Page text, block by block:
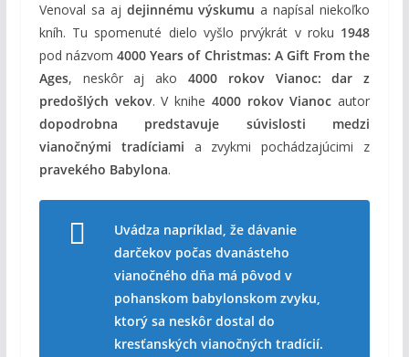
Venoval sa aj dejinnému výskumu a napísal niekoľko
kníh. Tu spomenuté dielo vyšlo prvýkrát v roku 1948
pod názvom4000 Years of Christmas: A Gift From the
Ages, neskôr aj ako 4000 rokov Vianoc: dar z
predošlých vekov. V knihe 4000 rokov Vianoc autor
dopodrobna predstavuje súvislosti medzi
vianočnými tradíciami a zvykmi pochádzajúcimi z
pravekého Babylona.
Uvádza napríklad, že dávanie
darčekov počas dvanásteho
vianočného dňa má pôvod v
pohanskom babylonskom zvyku,
ktorý sa neskôr dostal do
kresťanských vianočných tradícií.